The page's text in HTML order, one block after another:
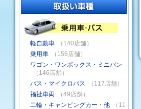
軽自動車
（140店舗）
乗用車
（156店舗）
ワゴン・ワンボックス・ミニバン
（146店舗）
バス・マイクロバス
（117店舗）
福祉車両
（49店舗）
二輪・キャンピングカー・他
（11